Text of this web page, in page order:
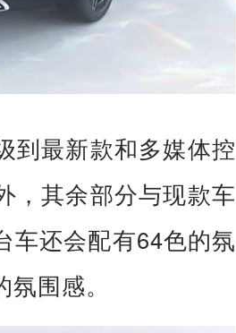
到最新款和多媒体控
，其余部分与现款车
车还会配有64色的氛
围感。